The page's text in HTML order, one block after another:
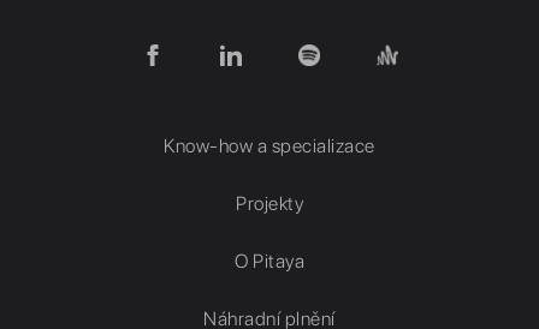
Know-how a specializace
Projekty
O Pitaya
Náhradní plnění